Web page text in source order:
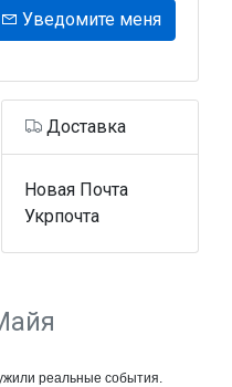
Уведомите меня
Доставка
Новая Почта
Укрпочта
реальные события.